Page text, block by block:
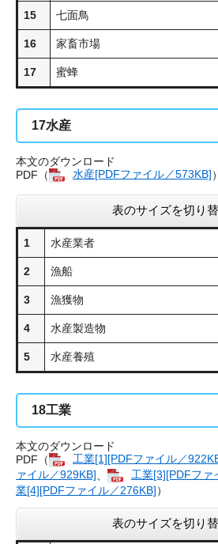
15 七面鳥
16 家畜市場
17 蜜蜂
17水産
本文のダウンロード
PDF（
水産[PDFファイル／573KB]）
表のサイズを切り
1 水産業者
2 漁船
3 漁獲物
4 水産製造物
5 水産養殖
18工業
本文のダウンロード
PDF（
工業[1][PDFファイル／
ァイル／929KB]
工業[3][PDFファ
業[4][PDFファイル／276KB]）
表のサイズを切り